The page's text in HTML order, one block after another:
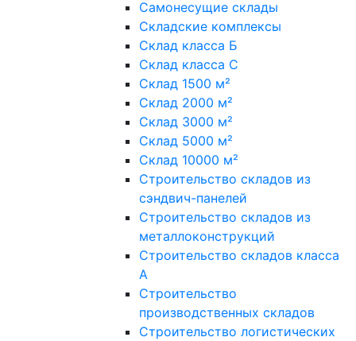
Самонесущие склады
Складские комплексы
Склад класса Б
Склад класса С
Склад 1500 м²
Склад 2000 м²
Склад 3000 м²
Склад 5000 м²
Склад 10000 м²
Строительство складов из
сэндвич-панелей
Строительство складов из
металлоконструкций
Строительство складов класса
А
Строительство
производственных складов
Строительство логистических